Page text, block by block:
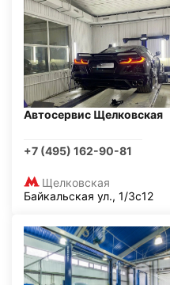
Автосервис Щелковская
+7 (495) 162-90-81
Щелковская
Байкальская ул., 1/3с12